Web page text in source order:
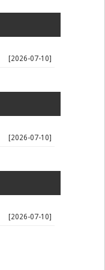
[2026-07-10]
[2026-07-10]
[2026-07-10]